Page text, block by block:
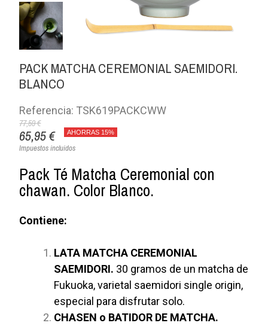
PACK MATCHA CEREMONIAL SAEMIDORI.
BLANCO
Referencia: TSK619PACKCWW
77,59 €
65,95 € AHORRAS 15%
Impuestos incluidos
Pack Té Matcha Ceremonial con
chawan. Color Blanco.
Contiene:
LATA MATCHA CEREMONIAL
SAEMIDORI. 30 gramos de un matcha de
Fukuoka, varietal saemidori single origin,
especial para disfrutar solo.
CHASEN o BATIDOR DE MATCHA.